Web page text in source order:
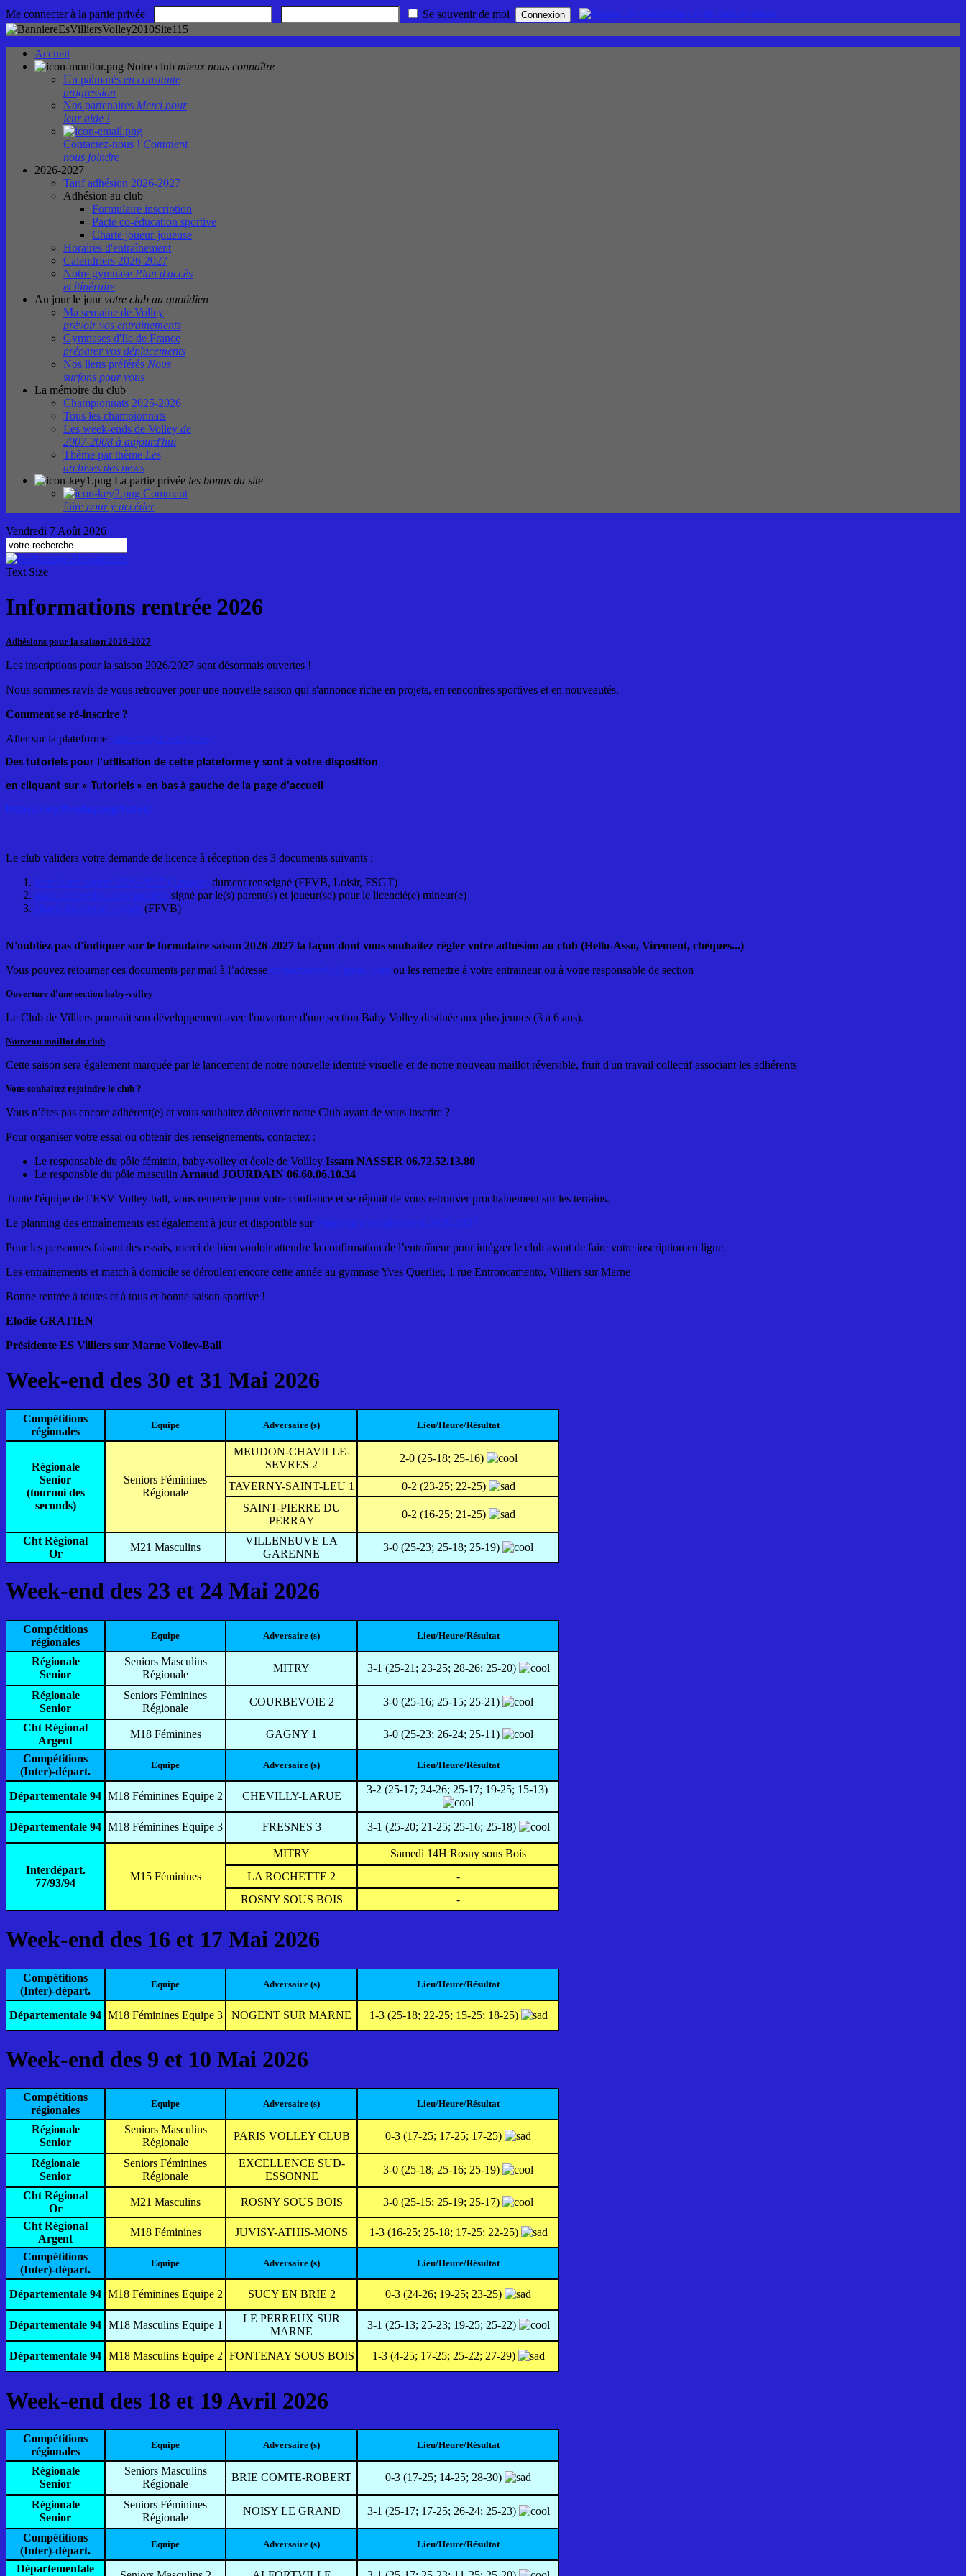
Me connecter à la partie privée Se souvenir de moi
Accueil
Notre club mieux nous connaître
Un palmarès en constante
progression
Nos partenaires Merci pour
leur aide !
Contactez-nous ! Comment
nous joindre
2026-2027
Tarif adhésion 2026-2027
Adhésion au club
Formulaire inscription
Pacte co-éducation sportive
Charte joueur-joueuse
Horaires d'entraînement
Calendriers 2026-2027
Notre gymnase Plan d'accès
et itinéraire
Au jour le jour votre club au quotidien
Ma semaine de Volley
prévoir vos entraînements
Gymnases d'Ile de France
préparer vos déplacements
Nos liens préférés Nous
surfons pour vous
La mémoire du club
Championnats 2025-2026
Tous les championnats
Les week-ends de Volley de
2007-2008 à aujourd'hui
Thème par thème Les
archives des news
La partie privée les bonus du site
Comment
faire pour y accéder
Vendredi 7 Août 2026
Abonnement
Text Size
Informations rentrée 2026
Adhésions pour la saison 2026-2027
Les inscriptions pour la saison 2026/2027 sont désormais ouvertes !
Nous sommes ravis de vous retrouver pour une nouvelle saison qui s'annonce riche en projets, en rencontres sportives et en nouveautés.
Comment se ré-inscrire ?
Aller sur la plateforme https://my.ffvolley.org/
Des tutoriels pour l'utilisation de cette plateforme y sont à votre disposition
en cliquant sur « Tutoriels » en bas à gauche de la page d'accueil
https://my.ffvolley.org/tutos/
Le club validera votre demande de licence à réception des 3 documents suivants :
formulaire saison 2026-2027 (2 pages) dument renseigné (FFVB, Loisir, FSGT)
pacte de coéducation sportive signé par le(s) parent(s) et joueur(se) pour le licencié(e) mineur(e)
charte joueur(se) signée (FFVB)
N'oubliez pas d'indiquer sur le formulaire saison 2026-2027 la façon dont vous souhaitez régler votre adhésion au club (Hello-Asso, Virement, chèques...)
Vous pouvez retourner ces documents par mail à l’adresse contact.esvvb@gmail.com ou les remettre à votre entraineur ou à votre responsable de section
Ouverture d'une section baby-volley
Le Club de Villiers poursuit son développement avec l'ouverture d'une section Baby Volley destinée aux plus jeunes (3 à 6 ans).
Nouveau maillot du club
Cette saison sera également marquée par le lancement de notre nouvelle identité visuelle et de notre nouveau maillot réversible, fruit d'un travail collectif associant les adhérents
Vous souhaitez rejoindre le club ?
Vous n’êtes pas encore adhérent(e) et vous souhaitez découvrir notre Club avant de vous inscrire ?
Pour organiser votre essai ou obtenir des renseignements, contactez :
Le responsable du pôle féminin, baby-volley et école de Vollley Issam NASSER 06.72.52.13.80
Le responsble du pôle masculin Arnaud JOURDAIN 06.60.06.10.34
Toute l'équipe de l’ESV Volley-ball, vous remercie pour votre confiance et se réjouit de vous retrouver prochainement sur les terrains.
Le planning des entraînements est également à jour et disponible sur Planning d'entraînement 2026-2027
Pour les personnes faisant des essais, merci de bien vouloir attendre la confirmation de l’entraîneur pour intégrer le club avant de faire votre inscription en ligne.
Les entrainements et match à domicile se déroulent encore cette année au gymnase Yves Querlier, 1 rue Entroncamento, Villiers sur Marne
Bonne rentrée à toutes et à tous et bonne saison sportive !
Elodie GRATIEN
Présidente ES Villiers sur Marne Volley-Ball
Week-end des 30 et 31 Mai 2026
Compétitions
régionales
Equipe Adversaire (s) Lieu/Heure/Résultat
Régionale
Senior
(tournoi des
seconds)
Seniors Féminines
Régionale
MEUDON-CHAVILLE-
SEVRES 2
2-0 (25-18; 25-16)
TAVERNY-SAINT-LEU 1
0-2 (23-25; 22-25)
SAINT-PIERRE DU
PERRAY
0-2 (16-25; 21-25)
Cht Régional
Or
M21 Masculins
VILLENEUVE LA
GARENNE
3-0 (25-23; 25-18; 25-19)
Week-end des 23 et 24 Mai 2026
Compétitions
régionales
Equipe Adversaire (s) Lieu/Heure/Résultat
Régionale
Senior
Seniors Masculins
Régionale
MITRY 3-1 (25-21; 23-25; 28-26; 25-20)
Régionale
Senior
Seniors Féminines
Régionale
COURBEVOIE 2 3-0 (25-16; 25-15; 25-21)
Cht Régional
Argent
M18 Féminines GAGNY 1
3-0 (25-23; 26-24; 25-11)
Compétitions
(Inter)-départ.
Equipe Adversaire (s) Lieu/Heure/Résultat
Départementale 94 M18 Féminines Equipe 2 CHEVILLY-LARUE
3-2 (25-17; 24-26; 25-17; 19-25; 15-13)
Départementale 94 M18 Féminines Equipe 3 FRESNES 3 3-1 (25-20; 21-25; 25-16; 25-18)
Interdépart.
77/93/94
M15 Féminines
MITRY
Samedi 14H Rosny sous Bois
LA ROCHETTE 2
-
ROSNY SOUS BOIS
-
Week-end des 16 et 17 Mai 2026
Compétitions
(Inter)-départ.
Equipe Adversaire (s) Lieu/Heure/Résultat
Départementale 94 M18 Féminines Equipe 3 NOGENT SUR MARNE 1-3 (25-18; 22-25; 15-25; 18-25)
Week-end des 9 et 10 Mai 2026
Compétitions
régionales
Equipe Adversaire (s) Lieu/Heure/Résultat
Régionale
Senior
Seniors Masculins
Régionale
PARIS VOLLEY CLUB 0-3 (17-25; 17-25; 17-25)
Régionale
Senior
Seniors Féminines
Régionale
EXCELLENCE SUD-
ESSONNE
3-0 (25-18; 25-16; 25-19)
Cht Régional
Or
M21 Masculins ROSNY SOUS BOIS
3-0 (25-15; 25-19; 25-17)
Cht Régional
Argent
M18 Féminines JUVISY-ATHIS-MONS
1-3 (16-25; 25-18; 17-25; 22-25)
Compétitions
(Inter)-départ.
Equipe Adversaire (s) Lieu/Heure/Résultat
Départementale 94 M18 Féminines Equipe 2 SUCY EN BRIE 2 0-3 (24-26; 19-25; 23-25)
Départementale 94 M18 Masculins Equipe 1
LE PERREUX SUR
MARNE
3-1 (25-13; 25-23; 19-25; 25-22)
Départementale 94 M18 Masculins Equipe 2 FONTENAY SOUS BOIS 1-3 (4-25; 17-25; 25-22; 27-29)
Week-end des 18 et 19 Avril 2026
Compétitions
régionales
Equipe Adversaire (s) Lieu/Heure/Résultat
Régionale
Senior
Seniors Masculins
Régionale
BRIE COMTE-ROBERT 0-3 (17-25; 14-25; 28-30)
Régionale
Senior
Seniors Féminines
Régionale
NOISY LE GRAND 3-1 (25-17; 17-25; 26-24; 25-23)
Compétitions
(Inter)-départ.
Equipe Adversaire (s) Lieu/Heure/Résultat
Départementale